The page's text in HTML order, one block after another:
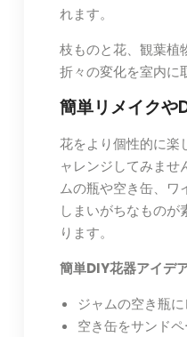
れます。
枝ものと花、観葉植
折々の変化を室内に
簡単リメイクや
花をより個性的に楽
ャレンジしてみませ
ムの瓶や空き缶、ワ
しまいがちなものが
ります。
簡単DIY花器アイデ
ジャムの空き瓶
空き缶をサンド